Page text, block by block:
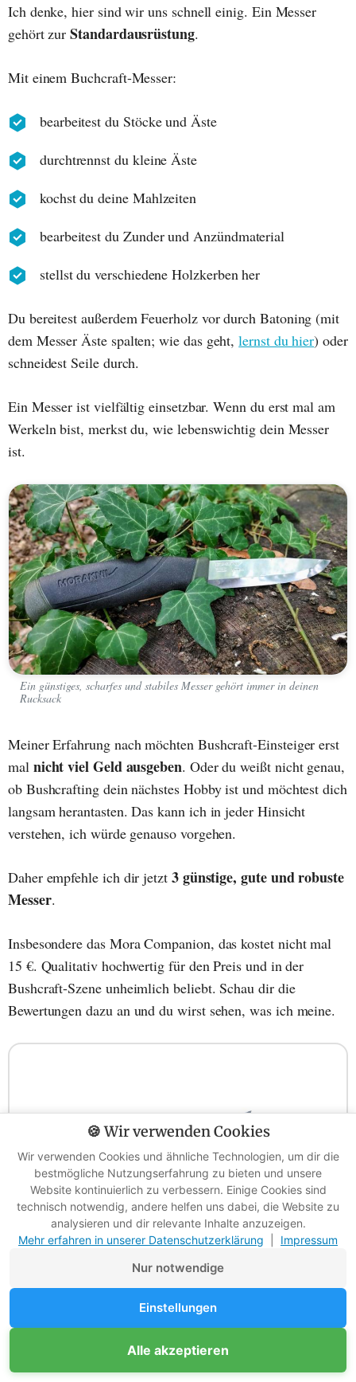
Ich denke, hier sind wir uns schnell einig. Ein Messer
gehört zurStandardausrüstung.
Mit einem Buchcraft-Messer:
bearbeitest du Stöcke und Äste
durchtrennst du kleine Äste
kochst du deine Mahlzeiten
bearbeitest du Zunder und Anzündmaterial
stellst du verschiedene Holzkerben her
Du bereitest außerdem Feuerholz vor durch Batoning (mit
dem Messer Äste spalten; wie das geht,lernst du hier) oder
schneidest Seile durch.
Ein Messer ist vielfältig einsetzbar. Wenn du erst mal am
Werkeln bist, merkst du, wie lebenswichtig dein Messer
ist.
Ein günstiges, scharfes und stabiles Messer gehört immer in deinen
Rucksack
Meiner Erfahrung nach möchten Bushcraft-Einsteiger erst
mal nicht viel Geld ausgeben. Oder du weißt nicht genau,
ob Bushcrafting dein nächstes Hobby ist und möchtest dich
langsam herantasten. Das kann ich in jeder Hinsicht
verstehen, ich würde genauso vorgehen.
Daher empfehle ich dir jetzt 3 günstige, gute und robuste
Messer.
Insbesondere das Mora Companion, das kostet nicht mal
15 €. Qualitativ hochwertig für den Preis und in der
Bushcraft-Szene unheimlich beliebt. Schau dir die
Bewertungen dazu an und du wirst sehen, was ich meine.
4,5 (9209)
Daten aktualisiert vor 12 Stunden
Mora Clipper.
Unterstütze Survival-Kompass
🍪 Wir verwenden Cookies
Wir verwenden Cookies und ähnliche Technologien, um dir die
bestmögliche Nutzungserfahrung zu bieten und unsere
Website kontinuierlich zu verbessern. Einige Cookies sind
technisch notwendig, andere helfen uns dabei, die Website zu
analysieren und dir relevante Inhalte anzuzeigen.
Mehr erfahren in unserer Datenschutzerklärung
Impressum
Nur notwendige
Einstellungen
Alle akzeptieren